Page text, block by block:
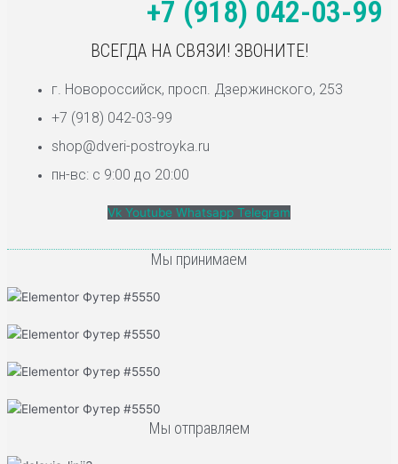
+7 (918) 042-03-99
ВСЕГДА НА СВЯЗИ! ЗВОНИТЕ!
г. Новороссийск, просп. Дзержинского, 253
+7 (918) 042-03-99
shop@dveri-postroyka.ru
пн-вс: с 9:00 до 20:00
Vk Youtube Whatsapp Telegram
Мы принимаем
Мы отправляем